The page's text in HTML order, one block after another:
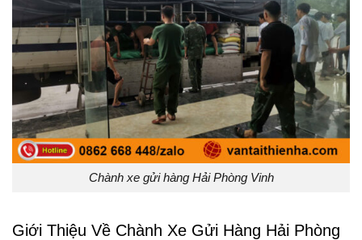
Chành xe gửi hàng Hải Phòng Vinh
Giới Thiệu Về Chành Xe Gửi Hàng Hải Phòng